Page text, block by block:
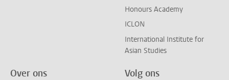
Honours Academy
ICLON
International Institute for
Asian Studies
Over ons Volg ons